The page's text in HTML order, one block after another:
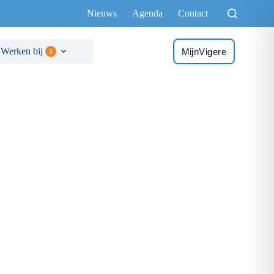
Nieuws Agenda Contact
Werken bij 3 MijnVigere